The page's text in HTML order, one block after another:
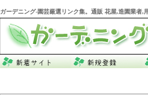
ガーデニング-園芸厳選リンク集。通販 花屋,造園業者,